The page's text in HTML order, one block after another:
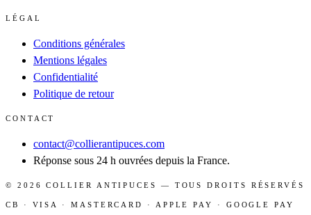
LÉGAL
Conditions générales
Mentions légales
Confidentialité
Politique de retour
CONTACT
contact@collierantipuces.com
Réponse sous 24 h ouvrées depuis la France.
© 2026 COLLIER ANTIPUCES — TOUS DROITS RÉSERVÉS
CB · VISA · MASTERCARD · APPLE PAY · GOOGLE PAY